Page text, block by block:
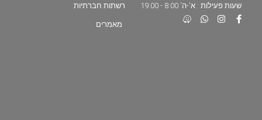
שעות פעילות : א'-ה' 8:00 - 19:00 רשתות חברתיות
מאמרים